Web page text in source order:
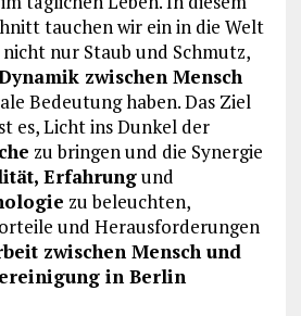
tauchen wir ein in die Welt
nur Staub und Schmutz,
zwischen Mensch
Bedeutung haben. Das Ziel
es, Licht ins Dunkel der
zu bringen und die Synergie
Erfahrungund
zu beleuchten,
und Herausforderungen
zwischen Mensch und
in Berlin